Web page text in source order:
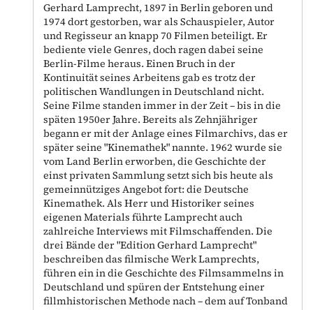
Gerhard Lamprecht, 1897 in Berlin geboren und
1974 dort gestorben, war als Schauspieler, Autor
und Regisseur an knapp 70 Filmen beteiligt. Er
bediente viele Genres, doch ragen dabei seine
Berlin-Filme heraus. Einen Bruch in der
Kontinuität seines Arbeitens gab es trotz der
politischen Wandlungen in Deutschland nicht.
Seine Filme standen immer in der Zeit – bis in die
späten 1950er Jahre. Bereits als Zehnjähriger
begann er mit der Anlage eines Filmarchivs, das er
später seine "Kinemathek" nannte. 1962 wurde sie
vom Land Berlin erworben, die Geschichte der
einst privaten Sammlung setzt sich bis heute als
gemeinnütziges Angebot fort: die Deutsche
Kinemathek. Als Herr und Historiker seines
eigenen Materials führte Lamprecht auch
zahlreiche Interviews mit Filmschaffenden. Die
drei Bände der "Edition Gerhard Lamprecht"
beschreiben das filmische Werk Lamprechts,
führen ein in die Geschichte des Filmsammelns in
Deutschland und spüren der Entstehung einer
fillmhistorischen Methode nach – dem auf Tonband